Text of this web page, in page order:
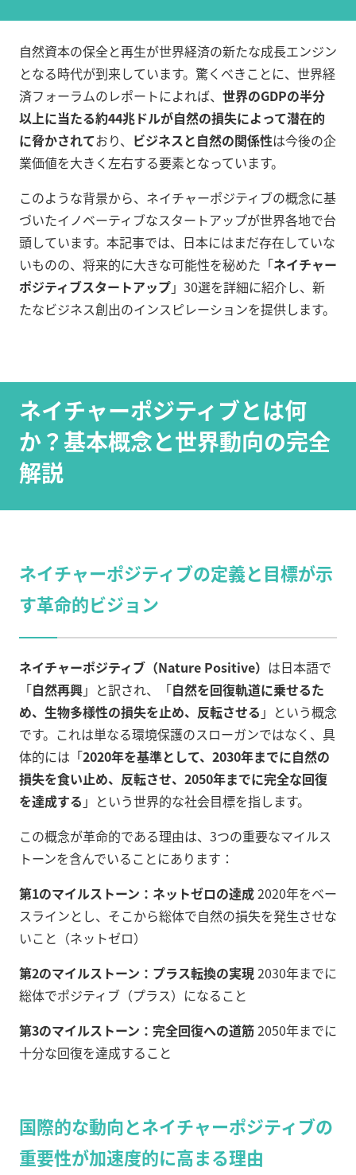
自然資本の保全と再生が世界経済の新たな成長エンジン
となる時代が到来しています。驚くべきことに、世界経
済フォーラムのレポートによれば、 世界のGDPの半分
以上に当たる約44兆ドルが自然の損失によって潜在的
に脅かされており、 ビジネスと自然の関係性は今後の企
業価値を大きく左右する要素となっています。
このような背景から、ネイチャーポジティブの概念に基
づいたイノベーティブなスタートアップが世界各地で台
頭しています。本記事では、日本にはまだ存在していな
いものの、将来的に大きな可能性を秘めた「ネイチャー
ポジティブスタートアップ」30選を詳細に紹介し、新
たなビジネス創出のインスピレーションを提供します。
ネイチャーポジティブとは何
か？基本概念と世界動向の完全
解説
ネイチャーポジティブの定義と目標が示
す革命的ビジョン
ネイチャーポジティブ（Nature Positive） は日本語で
「自然再興」と訳され、「自然を回復軌道に乗せるた
め、生物多様性の損失を止め、反転させる 」という概念
です。これは単なる環境保護のスローガンではなく、具
体的には「2020年を基準として、2030年までに自然の
損失を食い止め、反転させ、2050年までに完全な回復
を達成する 」という世界的な社会目標を指します。
この概念が革命的である理由は、3つの重要なマイルス
トーンを含んでいることにあります：
第1のマイルストーン：ネットゼロの達成2020年をベー
スラインとし、そこから総体で自然の損失を発生させな
いこと（ネットゼロ）
第2のマイルストーン：プラス転換の実現2030年までに
総体でポジティブ（プラス）になること
第3のマイルストーン：完全回復への道筋2050年までに
十分な回復を達成すること
国際的な動向とネイチャーポジティブの
重要性が加速度的に高まる理由